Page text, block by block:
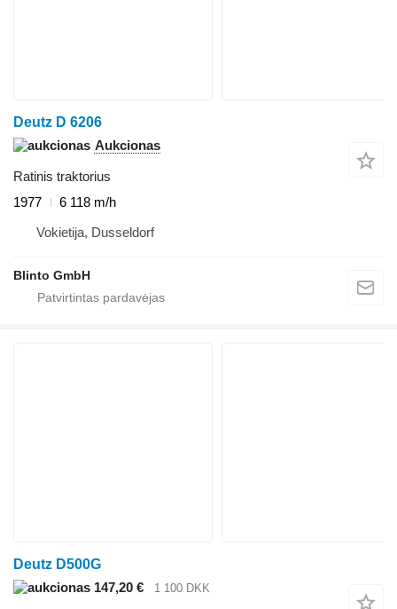
Deutz D 6206
Aukcionas
Ratinis traktorius
1977
6 118 m/h
Vokietija, Dusseldorf
Blinto GmbH
Deutz D500G
147,20 €
1 100 DKK